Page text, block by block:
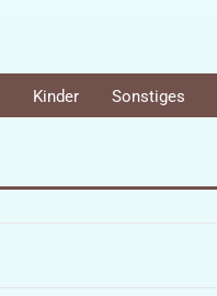
Kinder Sonstiges